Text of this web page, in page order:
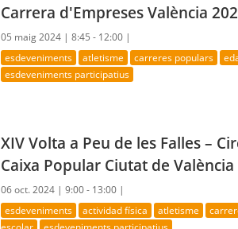
Carrera d'Empreses València
05 maig 2024 |8:45 - 12:00 |
esdeveniments atletisme carreres populars
esdeveniments participatius
XIV Volta a Peu de les Falles –
Caixa Popular Ciutat de València
06 oct. 2024 |9:00 - 13:00 |
esdeveniments actividad física atletisme